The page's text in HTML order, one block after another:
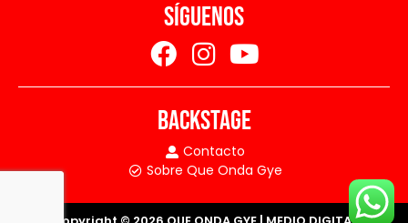
SÍGUENOS
BACKSTAGE
Contacto
Sobre Que Onda Gye